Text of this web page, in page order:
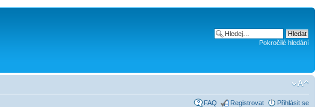
Pokročilé hledání
FAQ Registrovat Přihlásit se